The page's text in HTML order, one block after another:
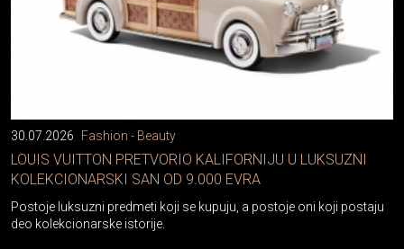
30.07.2026 Fashion - Beauty
LOUIS VUITTON PRETVORIO KALIFORNIJU U LUKSUZNI
KOLEKCIONARSKI SAN OD 9.000 EVRA
Postoje luksuzni predmeti koji se kupuju, a postoje oni koji postaju
deo kolekcionarske istorije.